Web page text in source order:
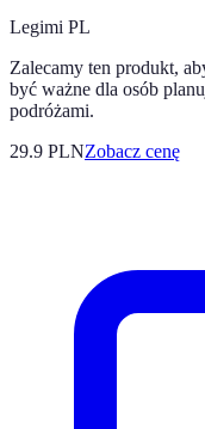
Legimi PL
Zalecamy ten produkt,
być ważne dla osób
podróżami.
29.9 PLNZobacz cenę